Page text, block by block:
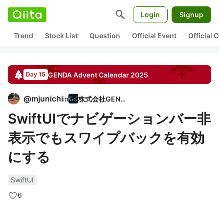
search Login Signup
Trend Stock List Question Official Event Official
Day 15 GENDAAdvent Calendar 2025
@mjunichiin 株式会社GENDA
SwiftUIでナビゲーションバー非
表示でもスワイプバックを有効
にする
SwiftUI
6